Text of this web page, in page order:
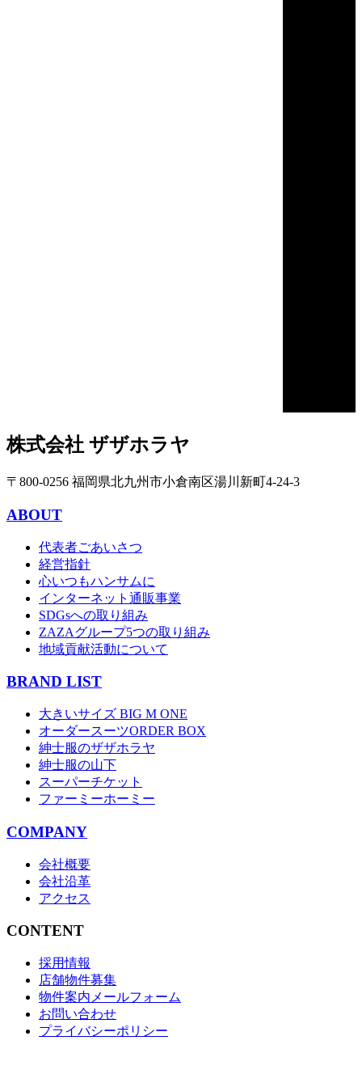
株式会社 ザザホラヤ
〒800-0256 福岡県北九州市小倉南区湯川新町4-24-3
ABOUT
代表者ごあいさつ
経営指針
心いつもハンサムに
インターネット通販事業
SDGsへの取り組み
ZAZAグループ5つの取り組み
地域貢献活動について
BRAND LIST
大きいサイズ BIG M ONE
オーダースーツORDER BOX
紳士服のザザホラヤ
紳士服の山下
スーパーチケット
ファーミーホーミー
COMPANY
会社概要
会社沿革
アクセス
CONTENT
採用情報
店舗物件募集
物件案内メールフォーム
お問い合わせ
プライバシーポリシー